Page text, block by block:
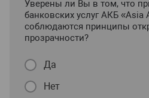
Уверены ли Вы в том, что
банковских услуг АКБ «Asia
соблюдаются принципы
прозрачности?
Да
Нет